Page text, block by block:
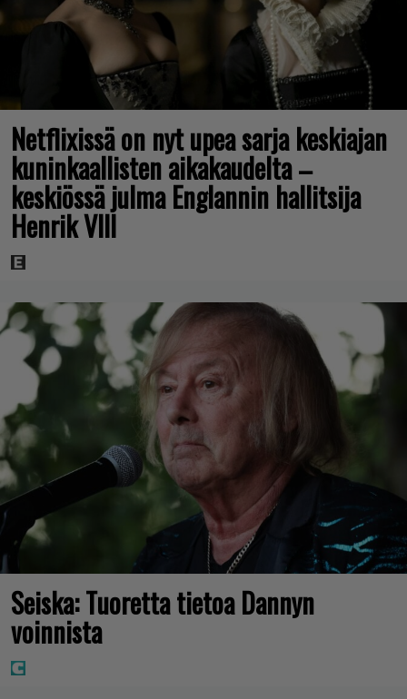
Netflixissä on nyt upea sarja keskiajan
kuninkaallisten aikakaudelta –
keskiössä julma Englannin hallitsija
Henrik VIII
Seiska: Tuoretta tietoa Dannyn
voinnista